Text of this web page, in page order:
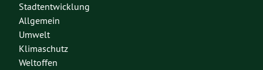
Stadtentwicklung
Allgemein
Umwelt
Klimaschutz
Weltoffen